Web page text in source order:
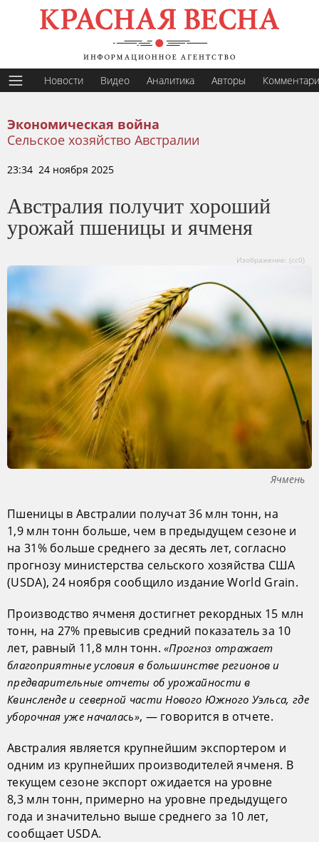
Новости Видео Аналитика Авторы
Экономическая война
Сельское хозяйство Австралии
23:34 24 ноября 2025
Австралия получит хороший
урожай пшеницы и ячменя
Изображение: (сс0)
Ячмень
Пшеницы в Австралии получат 36 млн тонн, на
1,9 млн тонн больше, чем в предыдущем сезоне и
на 31% больше среднего за десять лет, согласно
прогнозу министерства сельского хозяйства США
(USDA), 24 ноября сообщило издание World Grain.
Производство ячменя достигнет рекордных 15 млн
тонн, на 27% превысив средний показатель за 10
лет, равный 11,8 млн тонн.«Прогноз отражает
благоприятные условия в большинстве регионов и
предварительные отчеты об урожайности в
Квинсленде и северной части Нового Южного Уэльса, где
уборочная уже началась», — говорится в отчете.
Австралия является крупнейшим экспортером и
одним из крупнейших производителей ячменя. В
текущем сезоне экспорт ожидается на уровне
8,3 млн тонн, примерно на уровне предыдущего
года и значительно выше среднего за 10 лет,
сообщает USDA.